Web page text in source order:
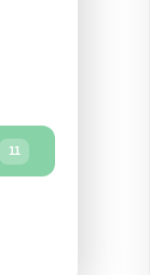
11